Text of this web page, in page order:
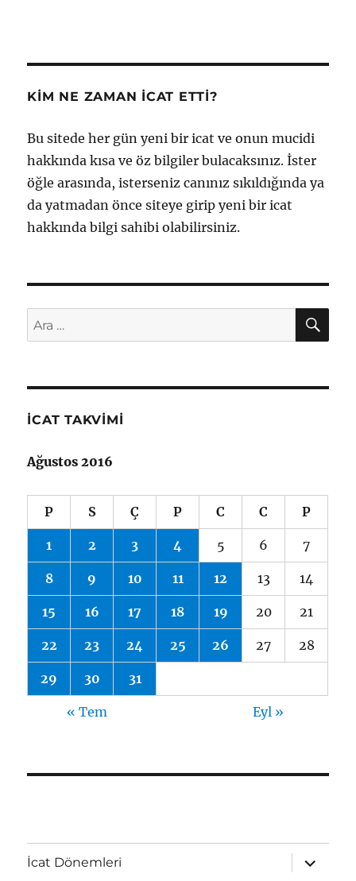
KIM NE ZAMAN İCAT ETTI?
Bu sitede her gün yeni bir icat ve onun mucidi
hakkında kısa ve öz bilgiler bulacaksınız. İster
öğle arasında, isterseniz canınız sıkıldığında ya
da yatmadan önce siteye girip yeni bir icat
hakkında bilgi sahibi olabilirsiniz.
Ara:
İCAT TAKVIMI
Ağustos 2016
P S Ç P C C P
1 2 3 4 5 6 7
8 9 10 11 12 13 14
15 16 17 18 19 20 21
22 23 24 25 26 27 28
29 30 31
« Tem Eyl »
İcat Dönemleri
Alt
menüyü